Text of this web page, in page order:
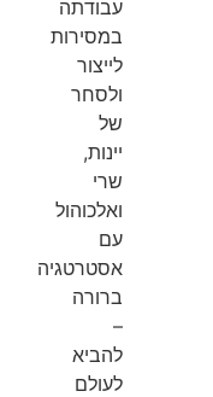
עבודתה
במסירות
לייצור
ולסחר
של
יינות,
שרי
ואלכוהול
עם
אסטרטגיה
ברורה
להביא
לעולם